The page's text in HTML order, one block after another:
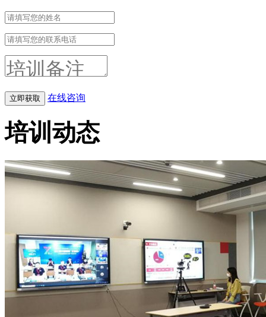
在线咨询
培训动态